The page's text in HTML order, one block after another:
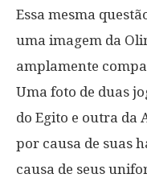
Essa mesma
uma imagem da
amplamente
Uma foto de duas
do Egito e outra da
por causa de suas
causa de seus